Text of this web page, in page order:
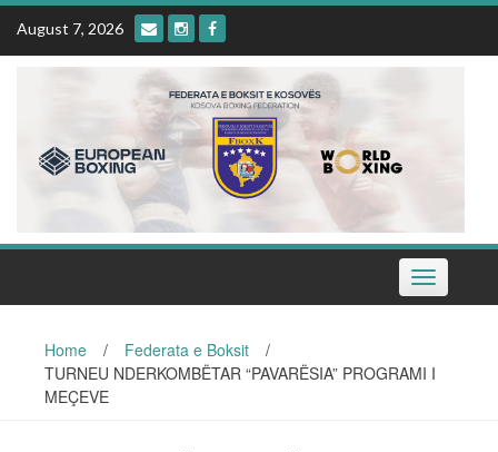
Skip
content
August 7, 2026
Toggle
navigation
Home / Federata e Boksit
/
TURNEU NDERKOMBËTAR “PAVARËSIA” PROGRAMI I
MEÇEVE